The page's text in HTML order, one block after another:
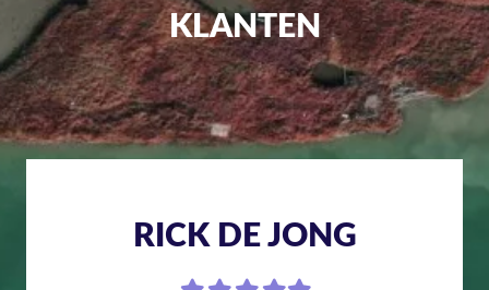
KLANTEN
RICK DE JONG
Filled Filled Filled Filled Filled